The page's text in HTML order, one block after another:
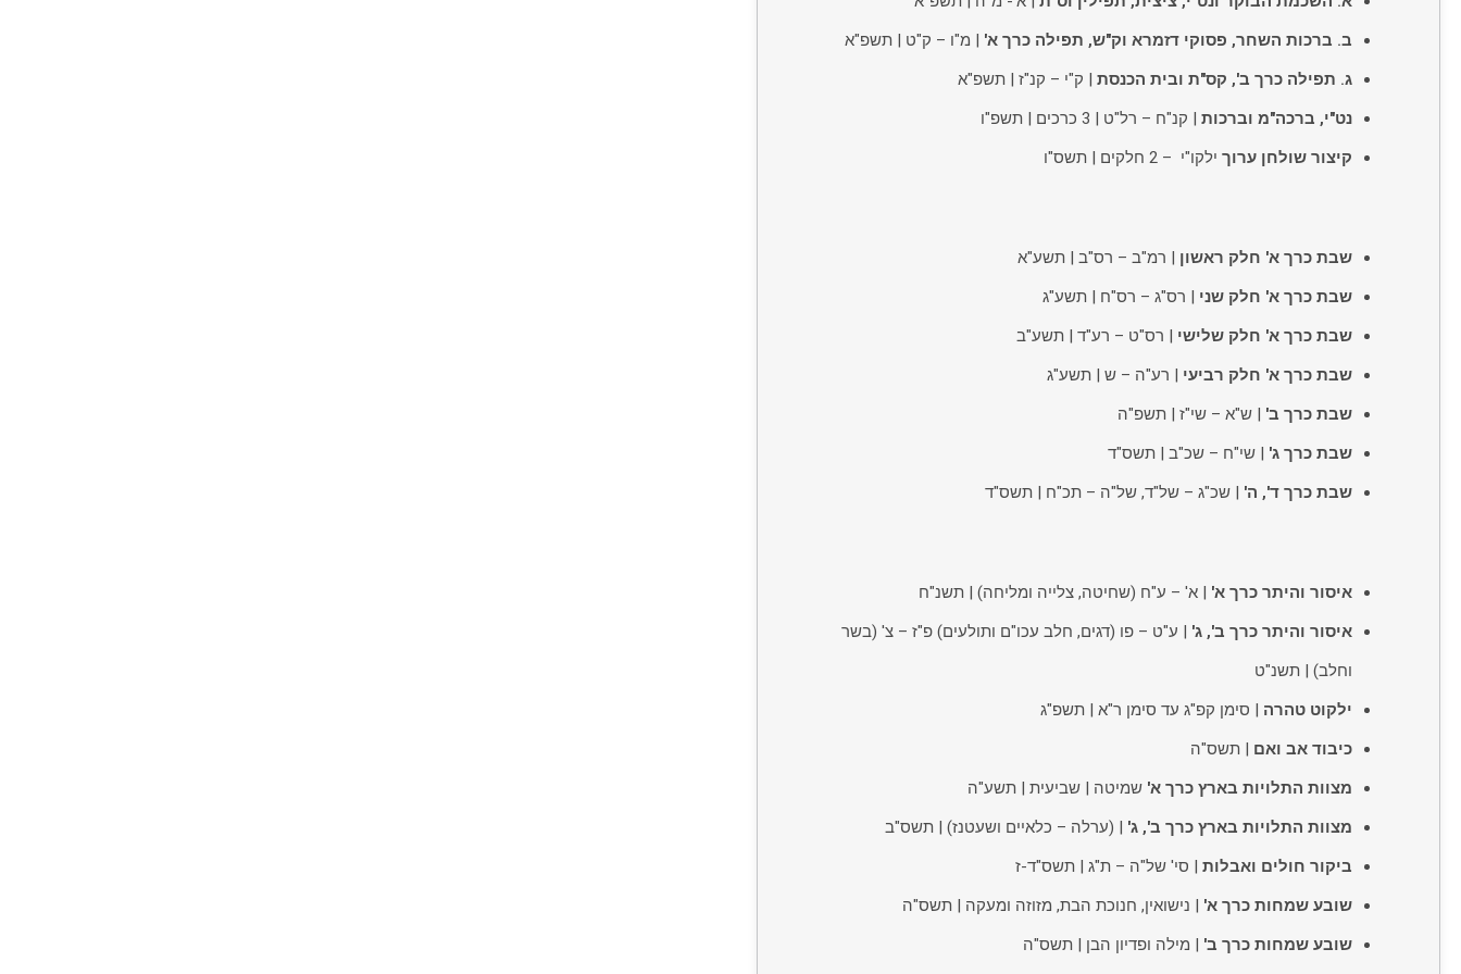
ב. ברכות השחר, פסוקי דזמרא וק"ש, תפילה כרך א' | מ"ו – ק"ט | תשפ"א
ג. תפילה כרך ב', קס"ת ובית הכנסת | ק"י – קנ"ז | תשפ"א
נט"י, ברכה"מ וברכות | קנ"ח – רל"ט | 3 כרכים | תשפ"ו
קיצור שולחן ערוך ילקו"י – 2 חלקים | תשס"ו
שבת כרך א' חלק ראשון | רמ"ב – רס"ב | תשע"א
שבת כרך א' חלק שני | רס"ג – רס"ח | תשע"ג
שבת כרך א' חלק שלישי | רס"ט – רע"ד | תשע"ב
שבת כרך א' חלק רביעי | רע"ה – ש | תשע"ג
שבת כרך ב' | ש"א – שי"ז | תשפ"ה
שבת כרך ג' | שי"ח – שכ"ב | תשס"ד
שבת כרך ד', ה' | שכ"ג – של"ד, של"ה – תכ"ח | תשס"ד
איסור והיתר כרך א' | א' – ע"ח (שחיטה, צלייה ומליחה) | תשנ"ח
איסור והיתר כרך ב', ג' | ע"ט – פו (דגים, חלב עכו"ם ותולעים) פ"ז – צ' (בשר
וחלב) | תשנ"ט
ילקוט טהרה | סימן קפ"ג עד סימן ר"א | תשפ"ג
כיבוד אב ואם | תשס"ה
מצוות התלויות בארץ כרך א' שמיטה | שביעית | תשע"ה
מצוות התלויות בארץ כרך ב', ג' | (ערלה – כלאיים ושעטנז) | תשס"ב
ביקור חולים ואבלות | סי' של"ה – ת"ג | תשס"ד-ז
שובע שמחות כרך א' | נישואין, חנוכת הבת, מזוזה ומעקה | תשס"ה
שובע שמחות כרך ב' | מילה ופדיון הבן | תשס"ה